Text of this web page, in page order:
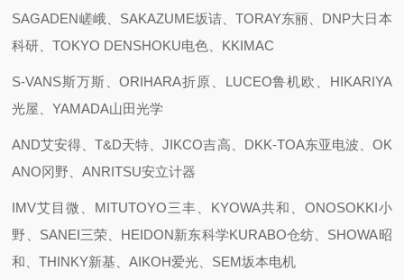
SAGADEN嵯峨、SAKAZUME坂诘、TORAY东丽、DNP大日本
科研、TOKYO DENSHOKU电色、KKIMAC
S-VANS斯万斯、ORIHARA折原、LUCEO鲁机欧、HIKARIYA
光屋、YAMADA山田光学
AND艾安得、T&D天特、JIKCO吉高、DKK-TOA东亚电波、OK
ANO冈野、ANRITSU安立计器
IMV艾目微、MITUTOYO三丰、KYOWA共和、ONOSOKKI小
野、SANEI三荣、HEIDON新东科学KURABO仓纺、SHOWA昭
和、THINKY新基、AIKOH爱光、SEM坂本电机